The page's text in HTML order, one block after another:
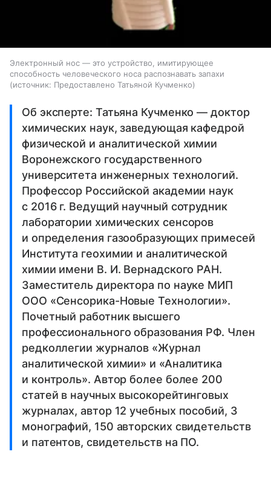
Электронный нос — это устройство, имитирующее
способность человеческого носа распознавать запахи
источник: Предоставлено Татьяной Кучменко
Об эксперте: Татьяна Кучменко — доктор
химических наук, заведующая кафедрой
физической и аналитической химии
Воронежского государственного
университета инженерных технологий.
Профессор Российской академии наук
с 2016 г. Ведущий научный сотрудник
лаборатории химических сенсоров
и определения газообразующих примесей
Института геохимии и аналитической
химии имени В. И. Вернадского РАН.
Заместитель директора по науке МИП
ООО «Сенсорика-Новые Технологии».
Почетный работник высшего
профессионального образования РФ. Член
редколлегии журналов «Журнал
аналитической химии» и «Аналитика
и контроль». Автор более более 200
статей в научных высокорейтинговых
журналах, автор 12 учебных пособий, 3
монографий, 150 авторских свидетельств
и патентов, свидетельств на ПО.